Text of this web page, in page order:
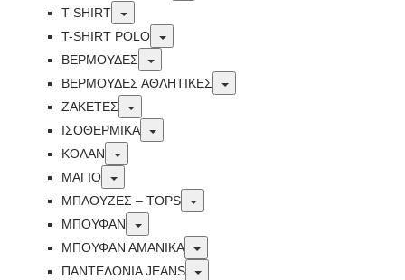
T-SHIRT
Toggle
T-SHIRT POLO
Toggle
ΒΕΡΜΟΥΔΕΣ
Toggle
ΒΕΡΜΟΥΔΕΣ ΑΘΛΗΤΙΚΕΣ
Toggle
ΖΑΚΕΤΕΣ
Toggle
ΙΣΟΘΕΡΜΙΚΆ
Toggle
ΚΟΛΑΝ
Toggle
ΜΑΓΙΟ
Toggle
ΜΠΛΟΥΖΕΣ – TOPS
Toggle
ΜΠΟΥΦΑΝ
Toggle
ΜΠΟΥΦΆΝ ΑΜΆΝΙΚΑ
Toggle
ΠΑΝΤΕΛΟΝΙΑ JEANS
Toggle